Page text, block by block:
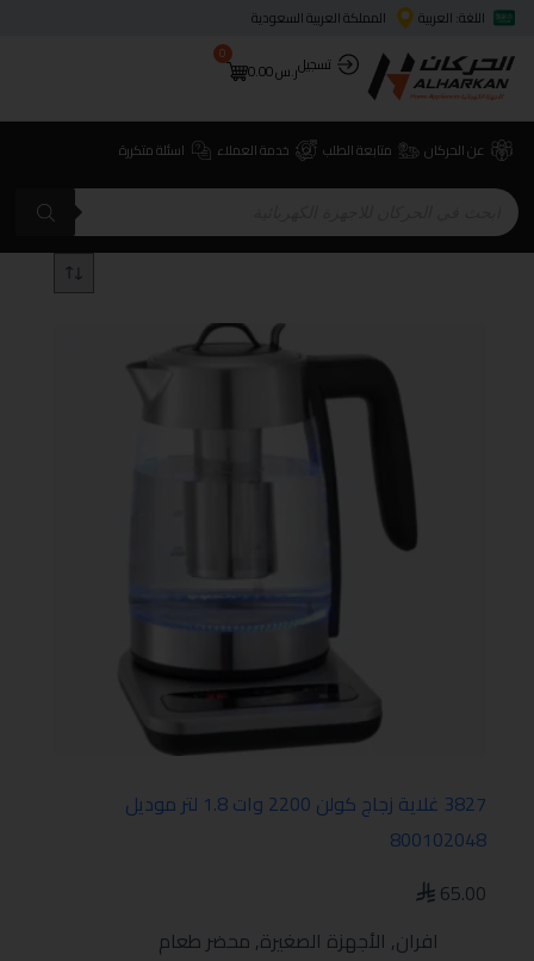
اللغة: العربية
المملكة العربية السعودية
تسجيلر.س0.00
0
عن الحركان متابعة الطلب خدمة العملاء اسئلة متكررة
3827 غلاية زجاج كولن 2200 وات 1.8 لتر موديل
800102048
65.00
افران, الأجهزة الصغيرة, محضر طعام